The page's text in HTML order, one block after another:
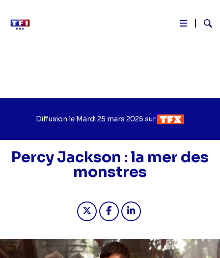
Diffusion le Jour
diffusion
Mardi 25 mars 2025 sur Chaîne
diffusion
Percy Jackson : la mer des
monstres
Partager "2025-03-25 21:10 -
Partager "2025-03-25